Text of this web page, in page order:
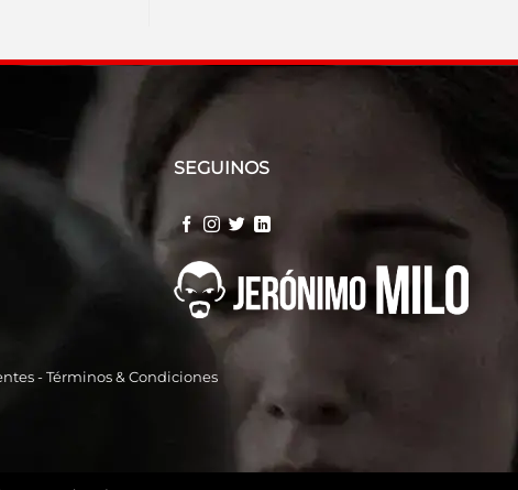
SEGUINOS
- Términos & Condiciones